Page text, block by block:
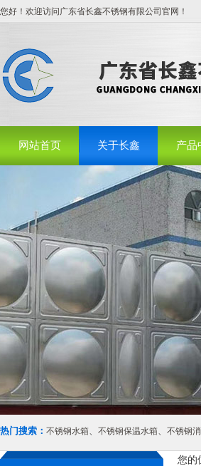
您好！欢迎访问广东省长鑫不锈钢有限公司官网！
网站首页 关于长鑫 产品
热门搜索： 不锈钢水箱、 不锈钢保温水箱、 不锈钢
您的